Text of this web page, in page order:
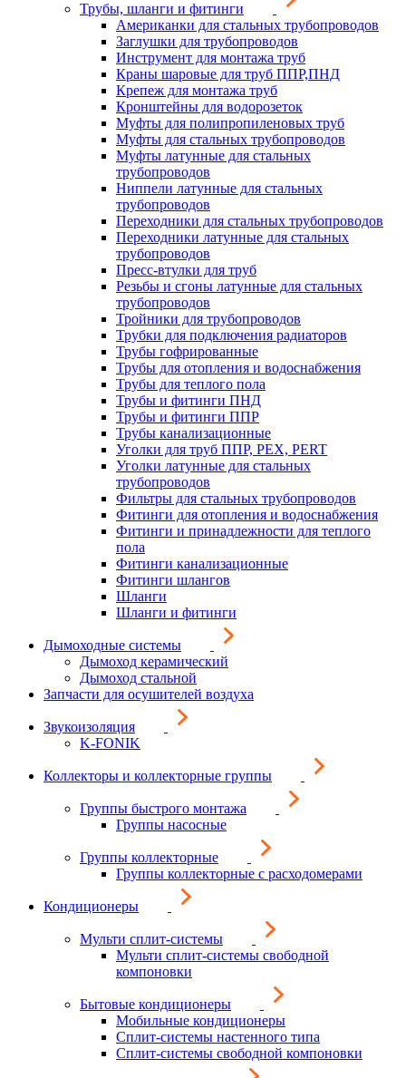
Трубы, шланги и фитинги
Американки для стальных трубопроводов
Заглушки для трубопроводов
Инструмент для монтажа труб
Краны шаровые для труб ППР,ПНД
Крепеж для монтажа труб
Кронштейны для водорозеток
Муфты для полипропиленовых труб
Муфты для стальных трубопроводов
Муфты латунные для стальных
трубопроводов
Ниппели латунные для стальных
трубопроводов
Переходники для стальных трубопроводов
Переходники латунные для стальных
трубопроводов
Пресс-втулки для труб
Резьбы и сгоны латунные для стальных
трубопроводов
Тройники для трубопроводов
Трубки для подключения радиаторов
Трубы гофрированные
Трубы для отопления и водоснабжения
Трубы для теплого пола
Трубы и фитинги ПНД
Трубы и фитинги ППР
Трубы канализационные
Уголки для труб ППР, PEX, PERT
Уголки латунные для стальных
трубопроводов
Фильтры для стальных трубопроводов
Фитинги для отопления и водоснабжения
Фитинги и принадлежности для теплого
пола
Фитинги канализационные
Фитинги шлангов
Шланги
Шланги и фитинги
Дымоходные системы
Дымоход керамический
Дымоход стальной
Запчасти для осушителей воздуха
Звукоизоляция
K-FONIK
Коллекторы и коллекторные группы
Группы быстрого монтажа
Группы насосные
Группы коллекторные
Группы коллекторные с расходомерами
Кондиционеры
Мульти сплит-системы
Мульти сплит-системы свободной
компоновки
Бытовые кондиционеры
Мобильные кондиционеры
Сплит-системы настенного типа
Сплит-системы свободной компоновки